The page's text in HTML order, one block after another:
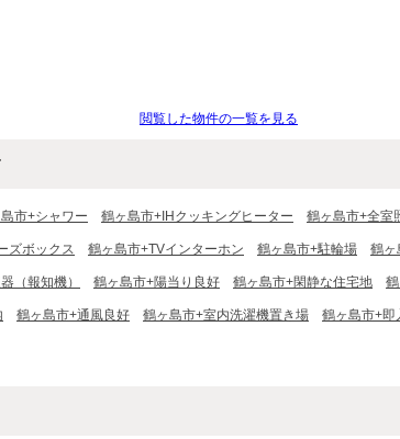
閲覧した物件の一覧を見る
市+シャワー 鶴ヶ島市+IHクッキングヒーター 鶴ヶ島市+全室
ズボックス 鶴ヶ島市+TVインターホン 鶴ヶ島市+駐輪場 鶴ヶ
（報知機） 鶴ヶ島市+陽当り良好 鶴ヶ島市+閑静な住宅地
鶴ヶ島市+通風良好 鶴ヶ島市+室内洗濯機置き場 鶴ヶ島市+即